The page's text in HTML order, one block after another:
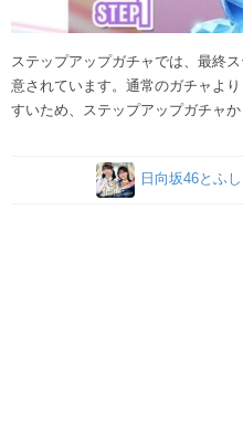
ステップアップガチャでは、最終
意されています。通常のガチャよ
すいため、ステップアップガチャ
日向坂46とふ